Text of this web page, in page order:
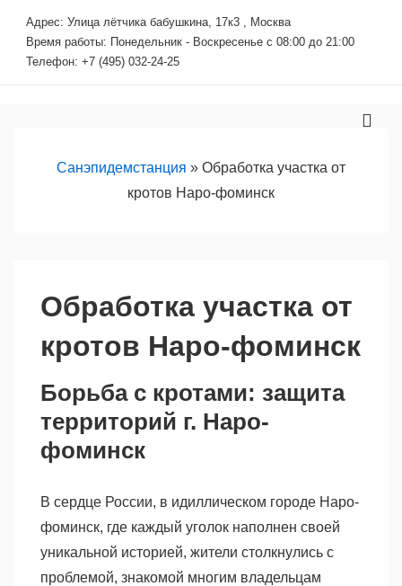
Перейти
Адрес: Улица лётчика бабушкина, 17к3 , Москва
Время работы: Понедельник - Воскресенье с 08:00 до 21:00
Телефон: +7 (495) 032-24-25
Санэпидемстанция » Обработка участка от
кротов Наро-фоминск
Обработка участка от
кротов Наро-фоминск
Борьба с кротами: защита
территорий г. Наро-
фоминск
В сердце России, в идиллическом городе Наро-
фоминск, где каждый уголок наполнен своей
уникальной историей, жители столкнулись с
проблемой, знакомой многим владельцам